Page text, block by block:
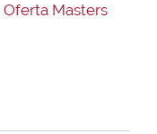
Oferta Masters